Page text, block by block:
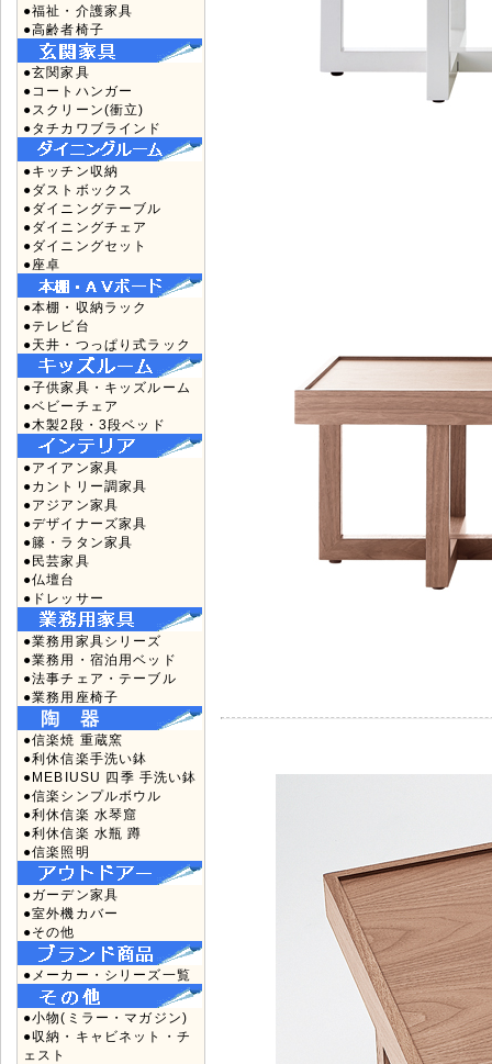
●福祉・介護家具
●高齢者椅子
●玄関家具
●コートハンガー
●スクリーン(衝立)
●タチカワブラインド
●キッチン収納
●ダストボックス
●ダイニングテーブル
●ダイニングチェア
●ダイニングセット
●座卓
●本棚・収納ラック
●テレビ台
●天井・つっぱり式ラック
●子供家具・キッズルーム
●ベビーチェア
●木製2段・3段ベッド
●アイアン家具
●カントリー調家具
●アジアン家具
●デザイナーズ家具
●籐・ラタン家具
●民芸家具
●仏壇台
●ドレッサー
●業務用家具シリーズ
●業務用・宿泊用ベッド
●法事チェア・テーブル
●業務用座椅子
●信楽焼 重蔵窯
●利休信楽手洗い鉢
●MEBIUSU 四季 手洗い鉢
●信楽シンプルボウル
●利休信楽 水琴窟
●利休信楽 水瓶 蹲
●信楽照明
●ガーデン家具
●室外機カバー
●その他
●メーカー・シリーズ一覧
●小物(ミラー・マガジン)
●収納・キャビネット・チ
ェスト